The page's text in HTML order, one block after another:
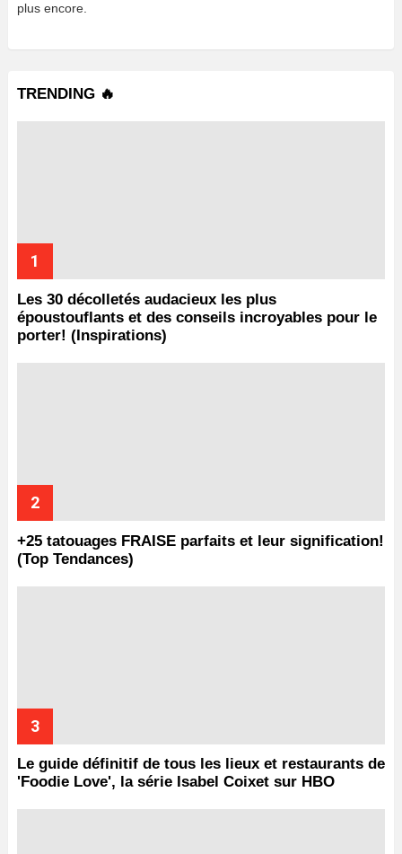
plus encore.
TRENDING 🔥
Les 30 décolletés audacieux les plus
époustouflants et des conseils incroyables pour le
porter! (Inspirations)
+25 tatouages ​​FRAISE parfaits et leur signification!
(Top Tendances)
Le guide définitif de tous les lieux et restaurants de
'Foodie Love', la série Isabel Coixet sur HBO